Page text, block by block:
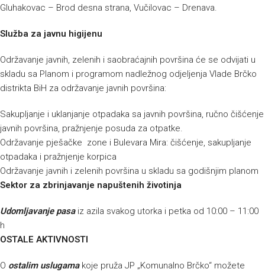
Gluhakovac – Brod desna strana, Vučilovac – Drenava.
Služba za javnu higijenu
Održavanje javnih, zelenih i saobraćajnih površina će se odvijati u
skladu sa Planom i programom nadležnog odjeljenja Vlade Brčko
distrikta BiH za održavanje javnih površina:
Sakupljanje i uklanjanje otpadaka sa javnih površina, ručno čišćenje
javnih površina, pražnjenje posuda za otpatke.
Održavanje pješačke zone i Bulevara Mira: čišćenje, sakupljanje
otpadaka i pražnjenje korpica
Održavanje javnih i zelenih površina u skladu sa godišnjim planom
Sektor za zbrinjavanje napuštenih životinja
Udomljavanje pasaiz azila svakog utorka i petka od 10:00 – 11:00
h
OSTALE AKTIVNOSTI
O ostalim uslugamakoje pruža JP „Komunalno Brčko“ možete